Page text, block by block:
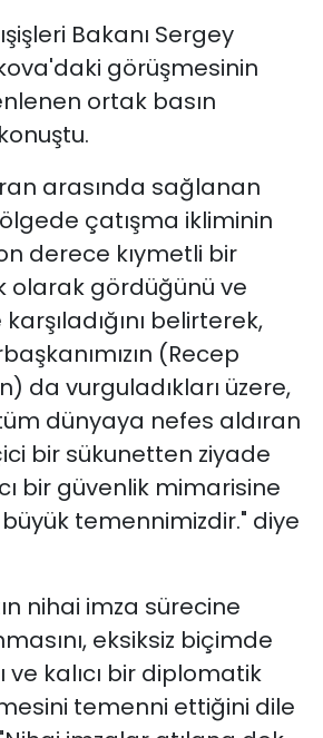
Bakanı Sergey
görüşmesinin
ortak basın
arasında sağlanan
çatışma ikliminin
derece kıymetli bir
olarak gördüğünü ve
belirterek,
(Recep
da vurguladıkları üzere,
dünyaya nefes aldıran
bir sükunetten ziyade
bir güvenlik mimarisine
temennimizdir." diye
nihai imza sürecine
eksiksiz biçimde
ve kalıcı bir diplomatik
temenni ettiğini dile